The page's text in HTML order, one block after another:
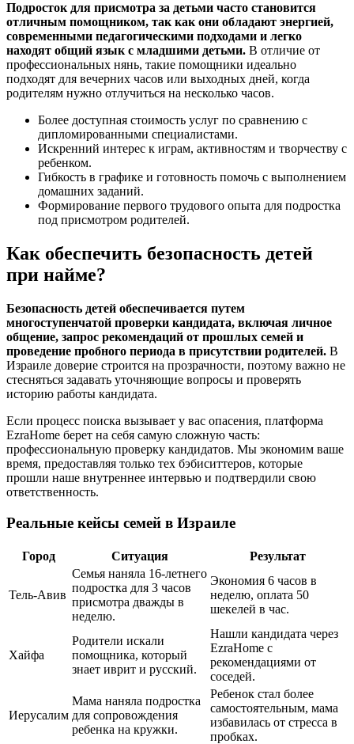
Подросток для присмотра за детьми часто становится
отличным помощником, так как они обладают энергией,
современными педагогическими подходами и легко
находят общий язык с младшими детьми. В отличие от
профессиональных нянь, такие помощники идеально
подходят для вечерних часов или выходных дней, когда
родителям нужно отлучиться на несколько часов.
Более доступная стоимость услуг по сравнению с
дипломированными специалистами.
Искренний интерес к играм, активностям и творчеству с
ребенком.
Гибкость в графике и готовность помочь с выполнением
домашних заданий.
Формирование первого трудового опыта для подростка
под присмотром родителей.
Как обеспечить безопасность детей
при найме?
Безопасность детей обеспечивается путем
многоступенчатой проверки кандидата, включая личное
общение, запрос рекомендаций от прошлых семей и
проведение пробного периода в присутствии родителей. В
Израиле доверие строится на прозрачности, поэтому важно не
стесняться задавать уточняющие вопросы и проверять
историю работы кандидата.
Если процесс поиска вызывает у вас опасения, платформа
EzraHome берет на себя самую сложную часть:
профессиональную проверку кандидатов. Мы экономим ваше
время, предоставляя только тех бэбиситтеров, которые
прошли наше внутреннее интервью и подтвердили свою
ответственность.
Реальные кейсы семей в Израиле
Город Ситуация Результат
Тель-Авив
Семья наняла 16-летнего
подростка для 3 часов
присмотра дважды в
неделю.
Экономия 6 часов в
неделю, оплата 50
шекелей в час.
Хайфа
Родители искали
помощника, который
знает иврит и русский.
Нашли кандидата через
EzraHome с
рекомендациями от
соседей.
Иерусалим
Мама наняла подростка
для сопровождения
ребенка на кружки.
Ребенок стал более
самостоятельным, мама
избавилась от стресса в
пробках.